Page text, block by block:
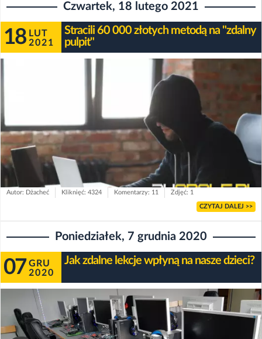
Czwartek, 18 lutego 2021
18 LUT
2021
Stracili 60 000 złotych metodą na "zdalny
pulpit"
Autor: Dżacheć Kliknięć: 4324 Komentarzy: 11 Zdjęć: 1
CZYTAJ DALEJ >>
Poniedziałek, 7 grudnia 2020
07 GRU
2020
Jak zdalne lekcje wpłyną na nasze dzieci?